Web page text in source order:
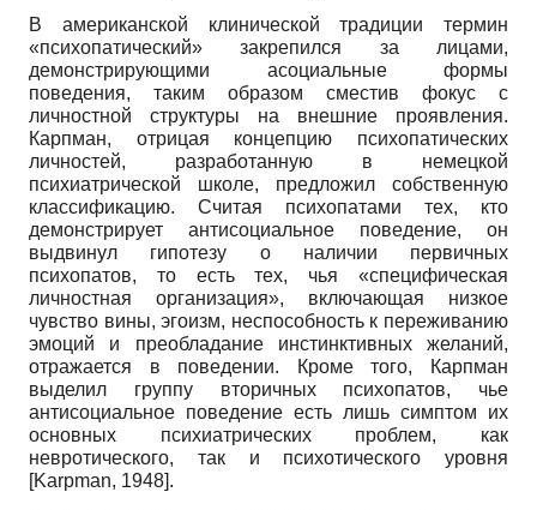
В американской клинической традиции термин
«психопатический» закрепился за лицами,
демонстрирующими асоциальные формы
поведения, таким образом сместив фокус с
личностной структуры на внешние проявления.
Карпман, отрицая концепцию психопатических
личностей, разработанную в немецкой
психиатрической школе, предложил собственную
классификацию. Считая психопатами тех, кто
демонстрирует антисоциальное поведение, он
выдвинул гипотезу о наличии первичных
психопатов, то есть тех, чья «специфическая
личностная организация», включающая низкое
чувство вины, эгоизм, неспособность к переживанию
эмоций и преобладание инстинктивных желаний,
отражается в поведении. Кроме того, Карпман
выделил группу вторичных психопатов, чье
антисоциальное поведение есть лишь симптом их
основных психиатрических проблем, как
невротического, так и психотического уровня
[Karpman, 1948].